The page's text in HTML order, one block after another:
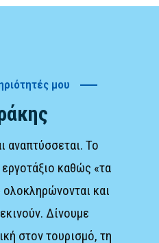
μου
αναπτύσσεται. Το
καθώς «τα
ολοκληρώνονται και
Δίνουμε
στον τουρισμό, τη